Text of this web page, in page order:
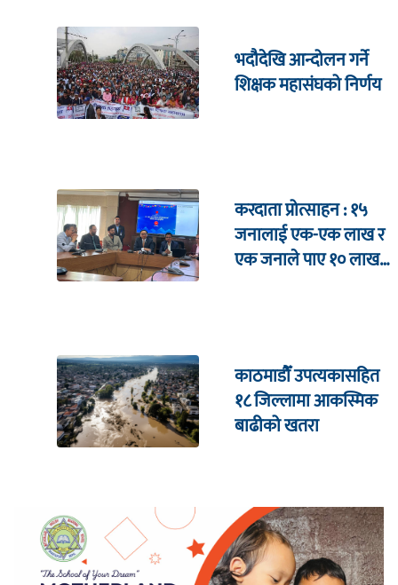
भदौदेखि आन्दोलन गर्ने
शिक्षक महासंघको निर्णय
करदाता प्रोत्साहन : १५
जनालाई एक-एक लाख र
एक जनाले पाए १० लाख
काठमाडौँ उपत्यकासहित
१८ जिल्लामा आकस्मिक
बाढीको खतरा